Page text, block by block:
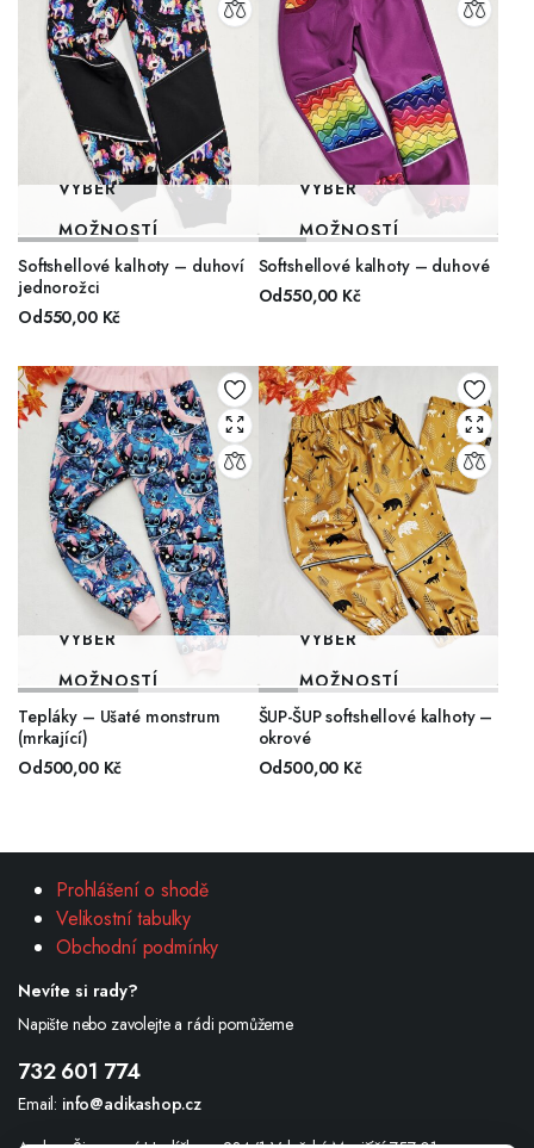
VÝBĚR
MOŽNOSTÍ
Softshellové kalhoty – duhoví
jednorožci
Od550,00 Kč
VÝBĚR
MOŽNOSTÍ
Softshellové kalhoty – duhové
Od550,00 Kč
VÝBĚR
MOŽNOSTÍ
Tepláky – Ušaté monstrum
(mrkající)
Od500,00 Kč
VÝBĚR
MOŽNOSTÍ
ŠUP-ŠUP softshellové kalhoty –
okrové
Od500,00 Kč
Prohlášení o shodě
Velikostní tabulky
Obchodní podmínky
Nevíte si rady?
Napište nebo zavolejte a rádi pomůžeme
732 601 774
Email: info@adikashop.cz